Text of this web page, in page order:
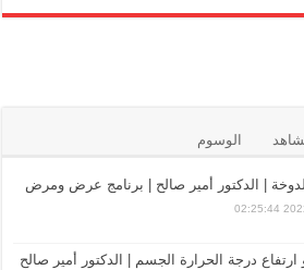
الوسوم
| الدكتور أمير صالح | برنامج عرض ومرض
2022-
ارتفاع درجة الحرارة الجسم | الدكتور أمير صالح